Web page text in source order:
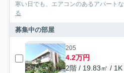
寒い日でも、エアコンのあるアパート
る
募集中の部屋
205
4.2万円
2階 / 19.83㎡ / 1K